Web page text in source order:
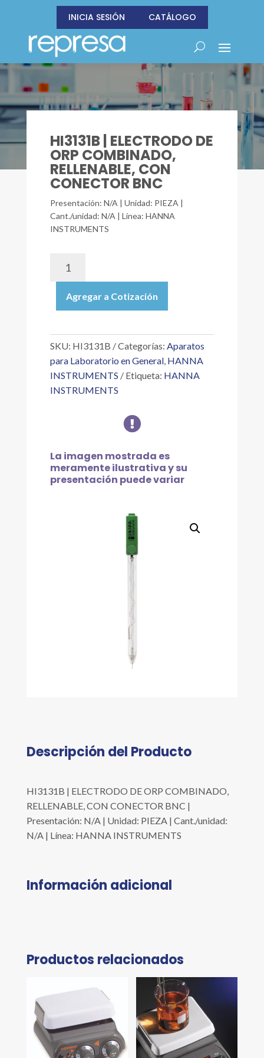
INICIA SESIÓN CATÁLOGO
HI3131B | ELECTRODO DE
ORP COMBINADO,
RELLENABLE, CON
CONECTOR BNC
Presentación: N/A | Unidad: PIEZA |
Cant./unidad: N/A | Línea: HANNA
INSTRUMENTS
ORP
RELLENABLE,
CONECTOR
BNC
cantidad
Agregar a Cotización
SKU: HI3131B Categorías: Aparatos
para Laboratorio en General, HANNA
INSTRUMENTS
Etiqueta: HANNA
INSTRUMENTS

La imagen mostrada es
meramente ilustrativa y su
presentación puede variar
Descripción del Producto
HI3131B | ELECTRODO DE ORP COMBINADO,
RELLENABLE, CON CONECTOR BNC |
Presentación: N/A | Unidad: PIEZA | Cant./unidad:
N/A | Línea: HANNA INSTRUMENTS
Información adicional
Productos relacionados